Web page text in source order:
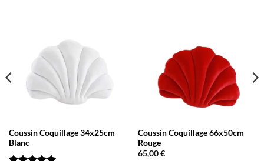
Coussin Coquillage 34x25cm
Blanc
Coussin Coquillage 66x50cm
Rouge
65,00€